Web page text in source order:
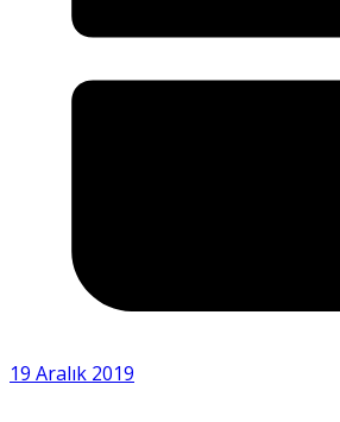
19 Aralık 2019